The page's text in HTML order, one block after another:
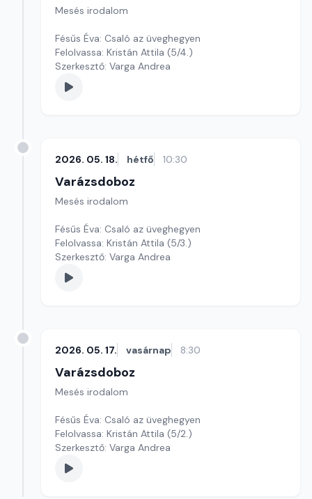
Mesés irodalom
Fésűs Éva: Csaló az üveghegyen
Felolvassa: Kristán Attila (5/4.)
Szerkesztő: Varga Andrea
2026. 05. 18. hétfő 10:30
Varázsdoboz
Mesés irodalom
Fésűs Éva: Csaló az üveghegyen
Felolvassa: Kristán Attila (5/3.)
Szerkesztő: Varga Andrea
2026. 05. 17. vasárnap 8:30
Varázsdoboz
Mesés irodalom
Fésűs Éva: Csaló az üveghegyen
Felolvassa: Kristán Attila (5/2.)
Szerkesztő: Varga Andrea